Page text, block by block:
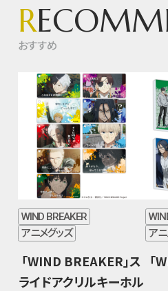
R
おすすめ
WIND BREAKER
アニメグッズ
「WIND BREAKER」ス
ライドアクリルキーホル
ア
「